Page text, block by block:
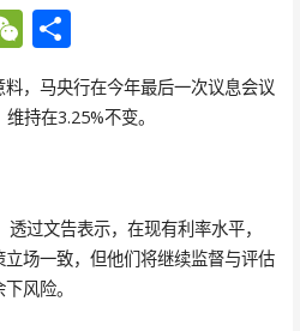
W
e
C
h
分
享
，马央行在今年最后一次议息会议
持在3.25%不变。
过文告表示，在现有利率水平，
场一致，但他们将继续监督与评估
风险。